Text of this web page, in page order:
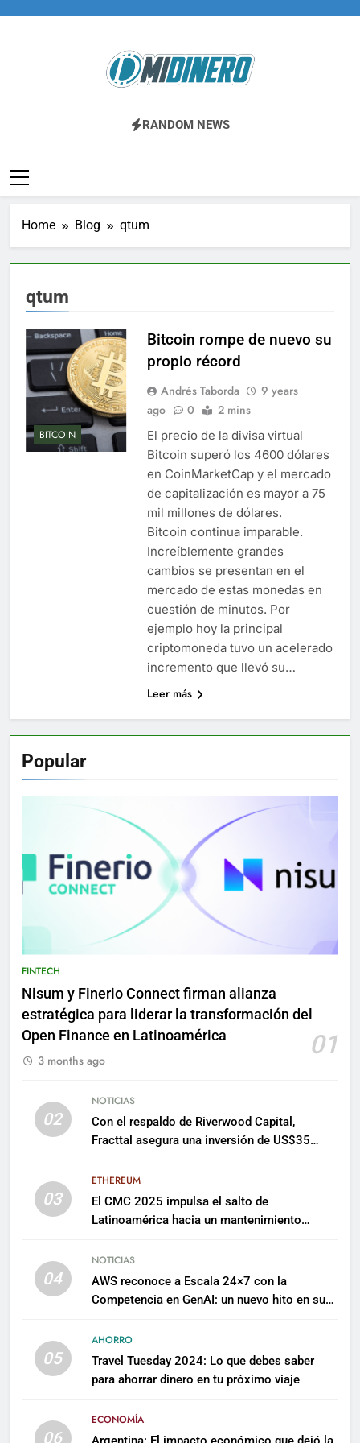
Midinero.co
Fintech, Criptomonedas
RANDOM NEWS
Home Blog qtum
qtum
BITCOIN
Bitcoin rompe de nuevo su
propio récord
Andrés Taborda
9 years
ago
0 2 mins
El precio de la divisa virtual
Bitcoin superó los 4600 dólares
en CoinMarketCap y el mercado
de capitalización es mayor a 75
mil millones de dólares.
Bitcoin continua imparable.
Increíblemente grandes
cambios se presentan en el
mercado de estas monedas en
cuestión de minutos. Por
ejemplo hoy la principal
criptomoneda tuvo un acelerado
incremento que llevó su…
Leer más
Popular
FINTECH
Nisum y Finerio Connect firman alianza
estratégica para liderar la transformación del
Open Finance en Latinoamérica
01
3 months ago
02
NOTICIAS
Con el respaldo de Riverwood Capital,
Fracttal asegura una inversión de US$35
03
ETHEREUM
El CMC 2025 impulsa el salto de
Latinoamérica hacia un mantenimiento
04
NOTICIAS
AWS reconoce a Escala 24×7 con la
Competencia en GenAI: un nuevo hito en su
05
AHORRO
Travel Tuesday 2024: Lo que debes saber
para ahorrar dinero en tu próximo viaje
06
ECONOMÍA